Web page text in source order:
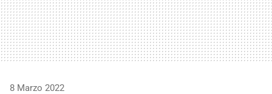
8 Marzo 2022